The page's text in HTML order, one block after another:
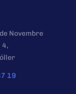
Novembre
4,
19